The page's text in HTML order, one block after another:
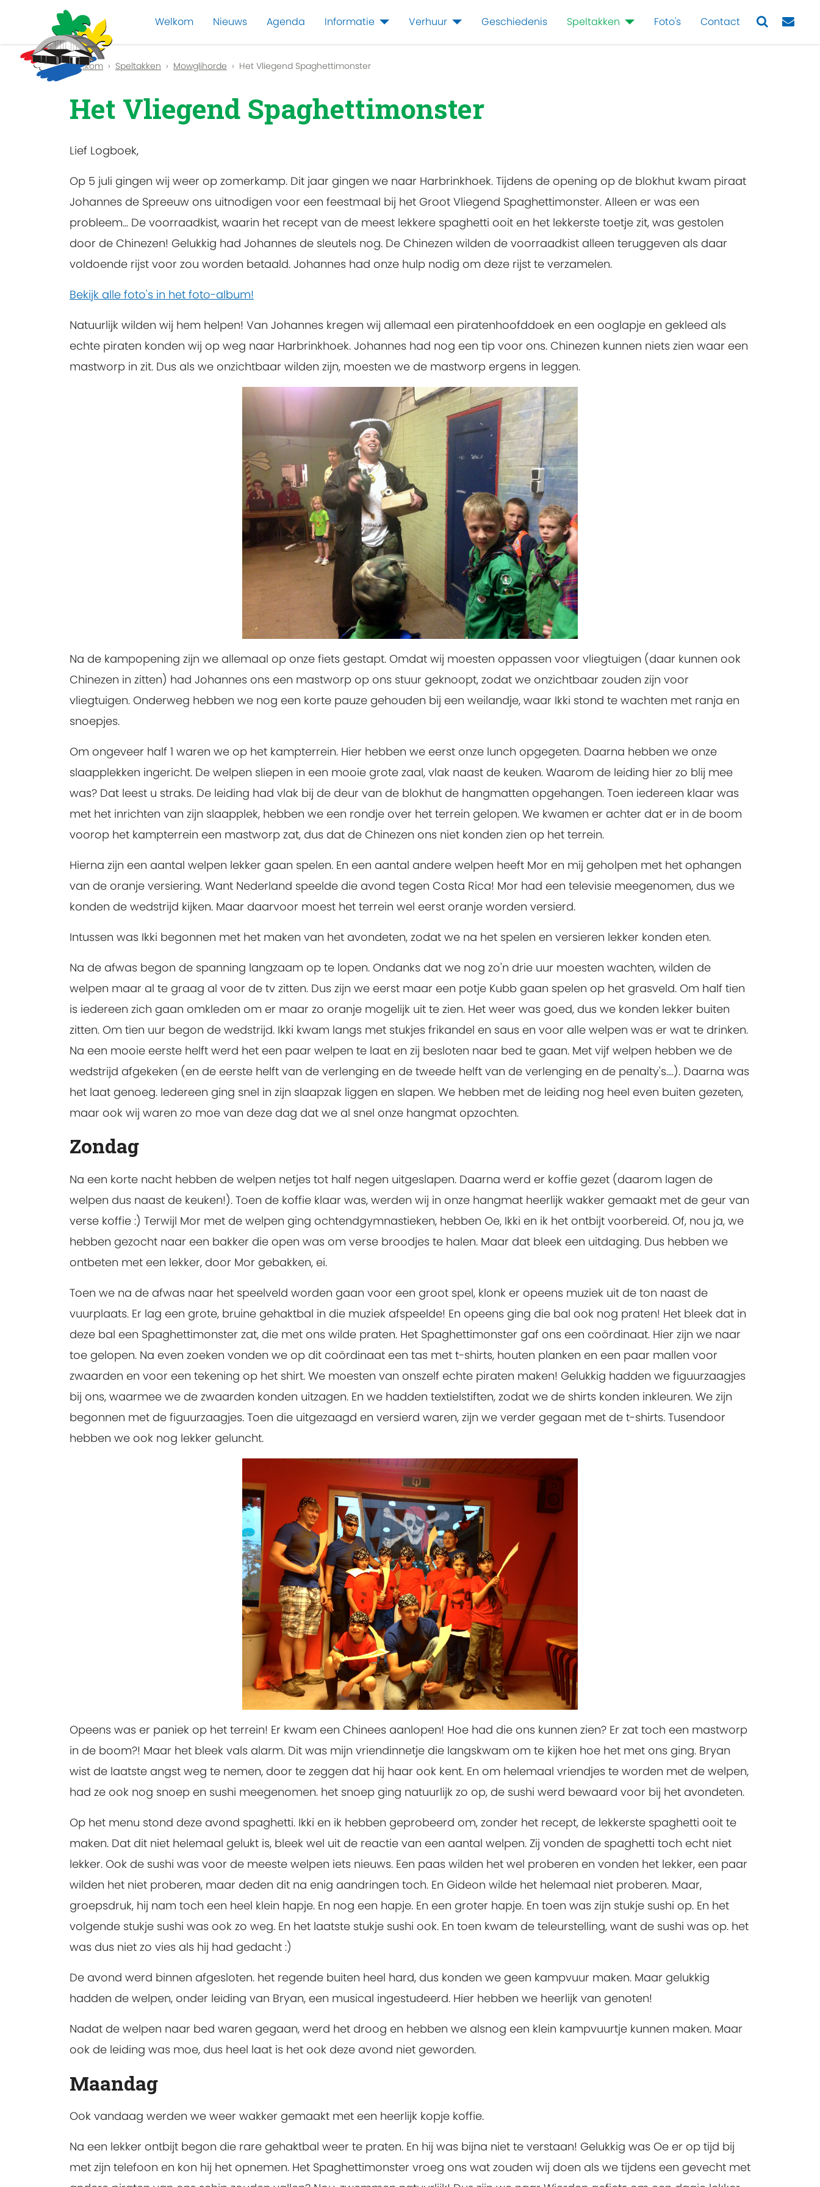
Welkom Nieuws Agenda Informatie Verhuur Geschiedenis Speltakken Foto's Contact
Previous
Welkom Speltakken Mowglihorde Het Vliegend Spaghettimonster
Het Vliegend Spaghettimonster
Lief Logboek,
Op 5 juli gingen wij weer op zomerkamp. Dit jaar gingen we naar Harbrinkhoek. Tijdens de opening op de blokhut kwam piraat
Johannes de Spreeuw ons uitnodigen voor een feestmaal bij het Groot Vliegend Spaghettimonster. Alleen er was een
probleem... De voorraadkist, waarin het recept van de meest lekkere spaghetti ooit en het lekkerste toetje zit, was gestolen
door de Chinezen! Gelukkig had Johannes de sleutels nog. De Chinezen wilden de voorraadkist alleen teruggeven als daar
voldoende rijst voor zou worden betaald. Johannes had onze hulp nodig om deze rijst te verzamelen.
Bekijk alle foto's in het foto-album!
Natuurlijk wilden wij hem helpen! Van Johannes kregen wij allemaal een piratenhoofddoek en een ooglapje en gekleed als
echte piraten konden wij op weg naar Harbrinkhoek. Johannes had nog een tip voor ons. Chinezen kunnen niets zien waar een
mastworp in zit. Dus als we onzichtbaar wilden zijn, moesten we de mastworp ergens in leggen.
Na de kampopening zijn we allemaal op onze fiets gestapt. Omdat wij moesten oppassen voor vliegtuigen (daar kunnen ook
Chinezen in zitten) had Johannes ons een mastworp op ons stuur geknoopt, zodat we onzichtbaar zouden zijn voor
vliegtuigen. Onderweg hebben we nog een korte pauze gehouden bij een weilandje, waar Ikki stond te wachten met ranja en
snoepjes.
Om ongeveer half 1 waren we op het kampterrein. Hier hebben we eerst onze lunch opgegeten. Daarna hebben we onze
slaapplekken ingericht. De welpen sliepen in een mooie grote zaal, vlak naast de keuken. Waarom de leiding hier zo blij mee
was? Dat leest u straks. De leiding had vlak bij de deur van de blokhut de hangmatten opgehangen. Toen iedereen klaar was
met het inrichten van zijn slaapplek, hebben we een rondje over het terrein gelopen. We kwamen er achter dat er in de boom
voorop het kampterrein een mastworp zat, dus dat de Chinezen ons niet konden zien op het terrein.
Hierna zijn een aantal welpen lekker gaan spelen. En een aantal andere welpen heeft Mor en mij geholpen met het ophangen
van de oranje versiering. Want Nederland speelde die avond tegen Costa Rica! Mor had een televisie meegenomen, dus we
konden de wedstrijd kijken. Maar daarvoor moest het terrein wel eerst oranje worden versierd.
Intussen was Ikki begonnen met het maken van het avondeten, zodat we na het spelen en versieren lekker konden eten.
Na de afwas begon de spanning langzaam op te lopen. Ondanks dat we nog zo'n drie uur moesten wachten, wilden de
welpen maar al te graag al voor de tv zitten. Dus zijn we eerst maar een potje Kubb gaan spelen op het grasveld. Om half tien
is iedereen zich gaan omkleden om er maar zo oranje mogelijk uit te zien. Het weer was goed, dus we konden lekker buiten
zitten. Om tien uur begon de wedstrijd. Ikki kwam langs met stukjes frikandel en saus en voor alle welpen was er wat te drinken.
Na een mooie eerste helft werd het een paar welpen te laat en zij besloten naar bed te gaan. Met vijf welpen hebben we de
wedstrijd afgekeken (en de eerste helft van de verlenging en de tweede helft van de verlenging en de penalty's....). Daarna was
het laat genoeg. Iedereen ging snel in zijn slaapzak liggen en slapen. We hebben met de leiding nog heel even buiten gezeten,
maar ook wij waren zo moe van deze dag dat we al snel onze hangmat opzochten.
Zondag
Na een korte nacht hebben de welpen netjes tot half negen uitgeslapen. Daarna werd er koffie gezet (daarom lagen de
welpen dus naast de keuken!). Toen de koffie klaar was, werden wij in onze hangmat heerlijk wakker gemaakt met de geur van
verse koffie :) Terwijl Mor met de welpen ging ochtendgymnastieken, hebben Oe, Ikki en ik het ontbijt voorbereid. Of, nou ja, we
hebben gezocht naar een bakker die open was om verse broodjes te halen. Maar dat bleek een uitdaging. Dus hebben we
ontbeten met een lekker, door Mor gebakken, ei.
Toen we na de afwas naar het speelveld worden gaan voor een groot spel, klonk er opeens muziek uit de ton naast de
vuurplaats. Er lag een grote, bruine gehaktbal in die muziek afspeelde! En opeens ging die bal ook nog praten! Het bleek dat in
deze bal een Spaghettimonster zat, die met ons wilde praten. Het Spaghettimonster gaf ons een coördinaat. Hier zijn we naar
toe gelopen. Na even zoeken vonden we op dit coördinaat een tas met t-shirts, houten planken en een paar mallen voor
zwaarden en voor een tekening op het shirt. We moesten van onszelf echte piraten maken! Gelukkig hadden we figuurzaagjes
bij ons, waarmee we de zwaarden konden uitzagen. En we hadden textielstiften, zodat we de shirts konden inkleuren. We zijn
begonnen met de figuurzaagjes. Toen die uitgezaagd en versierd waren, zijn we verder gegaan met de t-shirts. Tusendoor
hebben we ook nog lekker geluncht.
Opeens was er paniek op het terrein! Er kwam een Chinees aanlopen! Hoe had die ons kunnen zien? Er zat toch een mastworp
in de boom?! Maar het bleek vals alarm. Dit was mijn vriendinnetje die langskwam om te kijken hoe het met ons ging. Bryan
wist de laatste angst weg te nemen, door te zeggen dat hij haar ook kent. En om helemaal vriendjes te worden met de welpen,
had ze ook nog snoep en sushi meegenomen. het snoep ging natuurlijk zo op, de sushi werd bewaard voor bij het avondeten.
Op het menu stond deze avond spaghetti. Ikki en ik hebben geprobeerd om, zonder het recept, de lekkerste spaghetti ooit te
maken. Dat dit niet helemaal gelukt is, bleek wel uit de reactie van een aantal welpen. Zij vonden de spaghetti toch echt niet
lekker. Ook de sushi was voor de meeste welpen iets nieuws. Een paas wilden het wel proberen en vonden het lekker, een paar
wilden het niet proberen, maar deden dit na enig aandringen toch. En Gideon wilde het helemaal niet proberen. Maar,
groepsdruk, hij nam toch een heel klein hapje. En nog een hapje. En een groter hapje. En toen was zijn stukje sushi op. En het
volgende stukje sushi was ook zo weg. En het laatste stukje sushi ook. En toen kwam de teleurstelling, want de sushi was op. het
was dus niet zo vies als hij had gedacht :)
De avond werd binnen afgesloten. het regende buiten heel hard, dus konden we geen kampvuur maken. Maar gelukkig
hadden de welpen, onder leiding van Bryan, een musical ingestudeerd. Hier hebben we heerlijk van genoten!
Nadat de welpen naar bed waren gegaan, werd het droog en hebben we alsnog een klein kampvuurtje kunnen maken. Maar
ook de leiding was moe, dus heel laat is het ook deze avond niet geworden.
Maandag
Ook vandaag werden we weer wakker gemaakt met een heerlijk kopje koffie.
Na een lekker ontbijt begon die rare gehaktbal weer te praten. En hij was bijna niet te verstaan! Gelukkig was Oe er op tijd bij
met zijn telefoon en kon hij het opnemen. Het Spaghettimonster vroeg ons wat zouden wij doen als we tijdens een gevecht met